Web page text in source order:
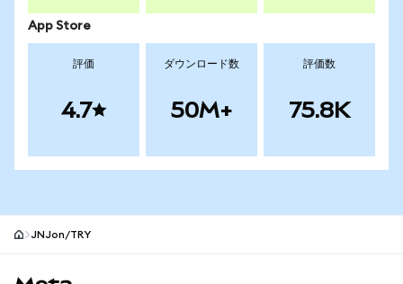
App Store
評価
4.7
ダウンロード数
50M+
評価数
75.8K
JNJon/TRY